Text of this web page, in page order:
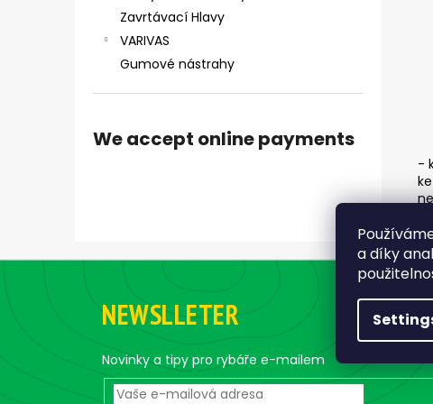
a díky
Zavrtávací Hlavy
VARIVAS
Gumové nástrahy
We accept online payments
-
ČIHÁTKO POD PRUT - 30 MM
1,28 €
F
NEWSLLETER
Novinky a tipy pro rybáře e-mailem